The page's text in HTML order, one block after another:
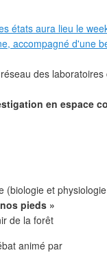
des
en espace
(biologie et
pieds »
de la forêt
animé par